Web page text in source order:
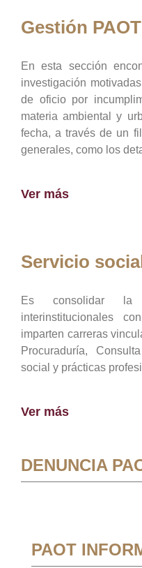
Gestión PAOT
En esta sección
investigación
de oficio por
materia ambiental y
fecha, a través de un
generales, como los
Ver más
Servicio
Es consolidar la
interinstitucionales
imparten carreras
Procuraduría,
social y prácticas
Ver más
DENUNCIA
PAOT